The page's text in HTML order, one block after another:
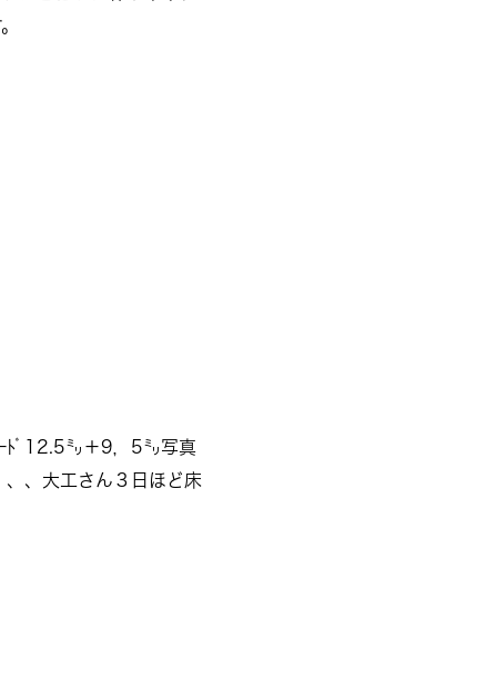
ﾄﾞ12.5㍉＋9，5㍉写真
、、大工さん３日ほど床